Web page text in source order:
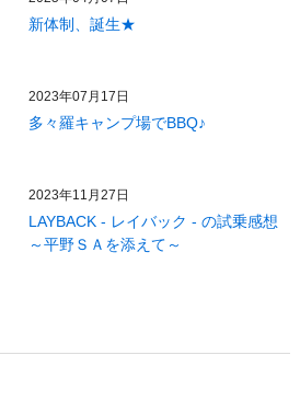
新体制、誕生★
2023年07月17日
多々羅キャンプ場でBBQ♪
2023年11月27日
LAYBACK - レイバック - の試乗感想
～平野ＳＡを添えて～